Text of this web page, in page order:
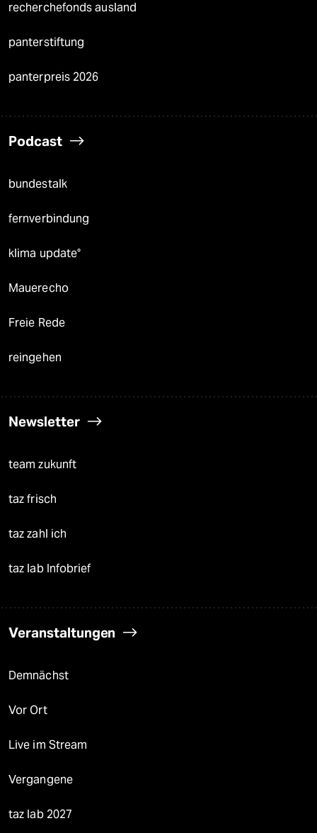
recherchefonds ausland
panterstiftung
panterpreis 2026
Podcast
bundestalk
fernverbindung
klima update°
Mauerecho
Freie Rede
reingehen
Newsletter
team zukunft
taz frisch
taz zahl ich
taz lab Infobrief
Veranstaltungen
Demnächst
Vor Ort
Live im Stream
Vergangene
taz lab 2027